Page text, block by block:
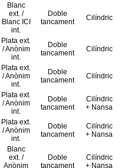
Blanc
ext. /
Blanc ICI
int.
Doble
tancament
Cilíndric
Plata ext.
/ Anònim
int.
Doble
tancament
Cilíndric
Plata ext.
/ Anònim
int.
Doble
tancament
Cilíndric
Plata ext.
/ Anònim
int.
Doble
tancament
Cilíndric
+ Nansa
Plata ext.
/ Anònim
int.
Doble
tancament
Cilíndric
+ Nansa
Blanc
ext. /
Anònim
Doble
tancament
Cilíndric
+ Nansa